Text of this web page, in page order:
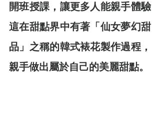
開班授課，讓更多人能親手體驗
這在甜點界中有著「仙女夢幻甜
品」之稱的韓式裱花製作過程，
親手做出屬於自己的美麗甜點。